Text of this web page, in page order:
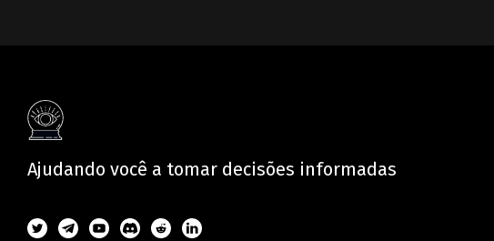
Ajudando você a tomar decisões informadas